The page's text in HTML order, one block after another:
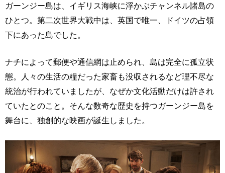
ガーンジー島は、イギリス海峡に浮かぶチャンネル諸島の
ひとつ。第二次世界大戦中は、英国で唯一、ドイツの占領
下にあった島でした。
ナチによって郵便や通信網は止められ、島は完全に孤立状
態。人々の生活の糧だった家畜も没収されるなど理不尽な
統治が行われていましたが、なぜか文化活動だけは許され
ていたとのこと。そんな数奇な歴史を持つガーンジー島を
舞台に、独創的な映画が誕生しました。